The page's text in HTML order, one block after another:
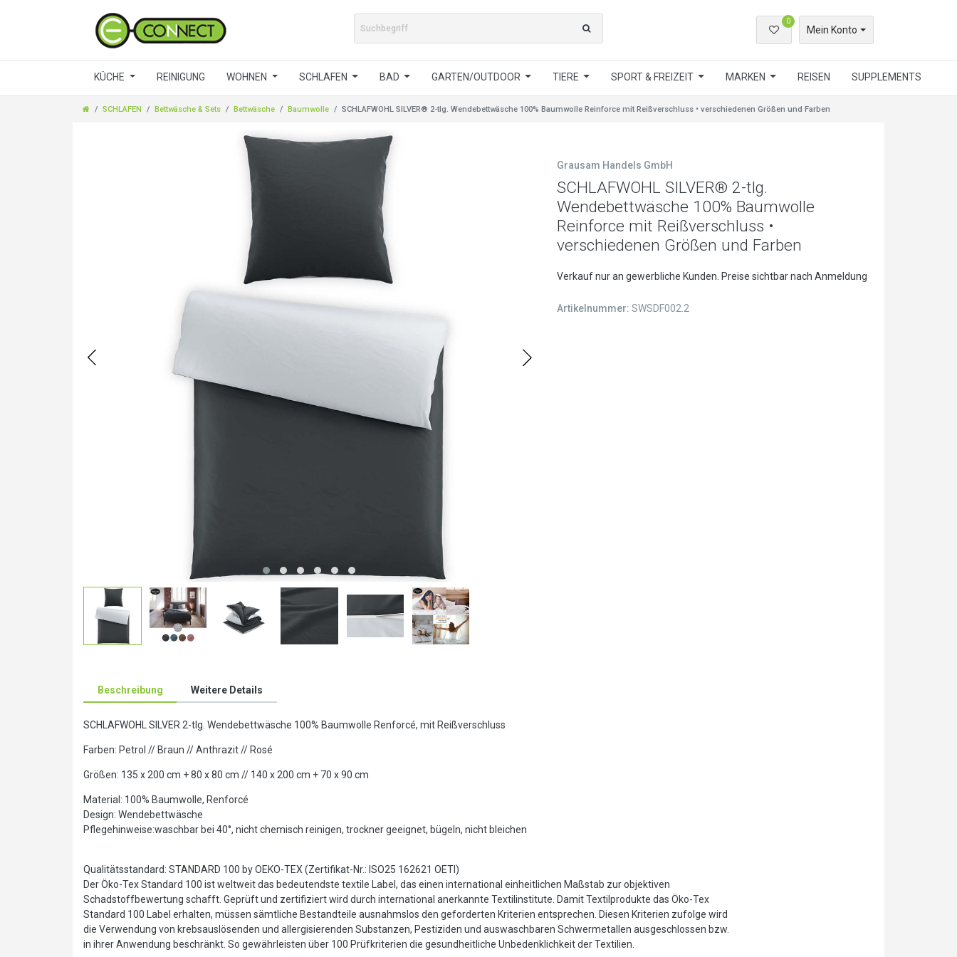
0
Mein Konto
KÜCHE REINIGUNG WOHNEN SCHLAFEN BAD GARTEN/OUTDOOR TIERE SPORT & FREIZEIT MARKEN REISEN SUPPLEMENTS
SCHLAFEN Bettwäsche & Sets Bettwäsche Baumwolle SCHLAFWOHL SILVER® 2-tlg. Wendebettwäsche 100% Baumwolle Reinforce mit Reißverschluss • verschiedenen Größen und Farben
Grausam Handels GmbH
SCHLAFWOHL SILVER® 2-tlg.
Wendebettwäsche 100% Baumwolle
Reinforce mit Reißverschluss •
verschiedenen Größen und Farben
Verkauf nur an gewerbliche Kunden. Preise sichtbar nach Anmeldung
Artikelnummer: SWSDF002.2
Beschreibung Weitere Details
SCHLAFWOHL SILVER 2-tlg. Wendebettwäsche 100% Baumwolle Renforcé, mit Reißverschluss
Farben: Petrol // Braun // Anthrazit // Rosé
Größen: 135 x 200 cm + 80 x 80 cm // 140 x 200 cm + 70 x 90 cm
Material: 100% Baumwolle, Renforcé
Design: Wendebettwäsche
Pflegehinweise:waschbar bei 40°, nicht chemisch reinigen, trockner geeignet, bügeln, nicht bleichen
Qualitätsstandard: STANDARD 100 by OEKO-TEX (Zertifikat-Nr.: ISO25 162621 OETI)
Der Öko-Tex Standard 100 ist weltweit das bedeutendste textile Label, das einen international einheitlichen Maßstab zur objektiven
Schadstoffbewertung schafft. Geprüft und zertifiziert wird durch international anerkannte Textilinstitute. Damit Textilprodukte das Öko-Tex
Standard 100 Label erhalten, müssen sämtliche Bestandteile ausnahmslos den geforderten Kriterien entsprechen. Diesen Kriterien zufolge wird
die Verwendung von krebsauslösenden und allergisierenden Substanzen, Pestiziden und auswaschbaren Schwermetallen ausgeschlossen bzw.
in ihrer Anwendung beschränkt. So gewährleisten über 100 Prüfkriterien die gesundheitliche Unbedenklichkeit der Textilien.